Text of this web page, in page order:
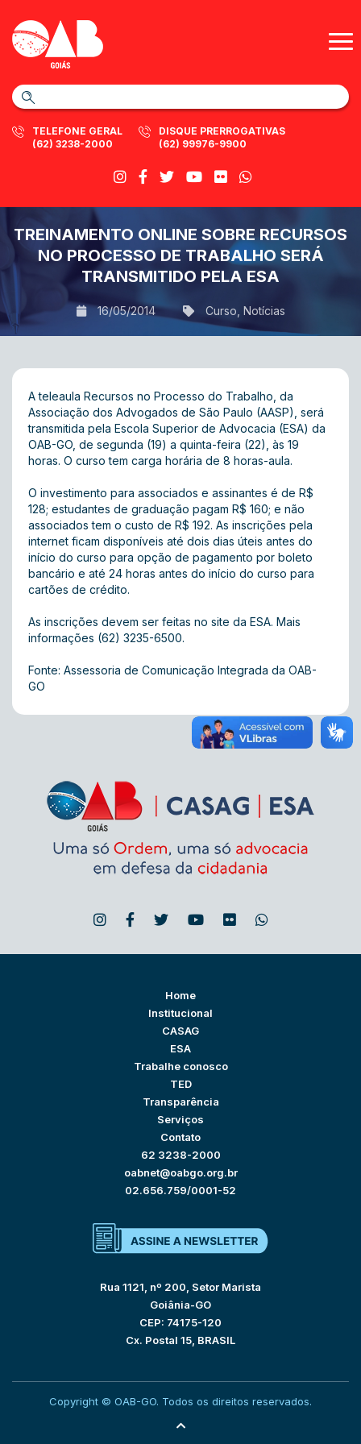
TELEFONE GERAL
(62) 3238-2000
DISQUE PRERROGATIVAS
(62) 99976-9900
TREINAMENTO ONLINE SOBRE RECURSOS
NO PROCESSO DE TRABALHO SERÁ
TRANSMITIDO PELA ESA
16/05/2014 Curso Notícias
A teleaula Recursos no Processo do Trabalho, da
Associação dos Advogados de São Paulo (AASP), será
transmitida pela Escola Superior de Advocacia (ESA) da
OAB-GO, de segunda (19) a quinta-feira (22), às 19
horas. O curso tem carga horária de 8 horas-aula.
O investimento para associados e assinantes é de R$
128; estudantes de graduação pagam R$ 160; e não
associados tem o custo de R$ 192. As inscrições pela
internet ficam disponíveis até dois dias úteis antes do
início do curso para opção de pagamento por boleto
bancário e até 24 horas antes do início do curso para
cartões de crédito.
As inscrições devem ser feitas no site da ESA. Mais
informações (62) 3235-6500.
Fonte: Assessoria de Comunicação Integrada da OAB-
GO
Home
Institucional
CASAG
ESA
Trabalhe conosco
TED
Transparência
Serviços
Contato
62 3238-2000
oabnet@oabgo.org.br
02.656.759/0001-52
Rua 1121, nº 200, Setor Marista
Goiânia-GO
CEP: 74175-120
Cx. Postal 15, BRASIL
Copyright © OAB-GO. Todos os direitos reservados.